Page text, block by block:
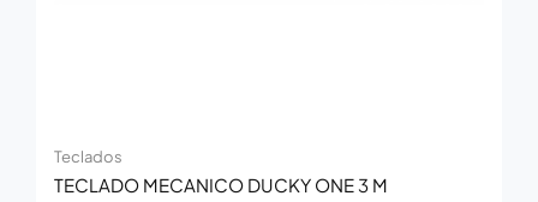
Teclados
TECLADO MECANICO DUCKY ONE 3 M